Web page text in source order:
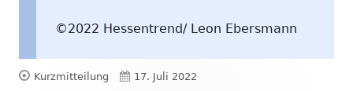
©2022 Hessentrend/ Leon Ebersmann
Format
Kurzmitteilung Veröffentlicht
17. Juli 2022